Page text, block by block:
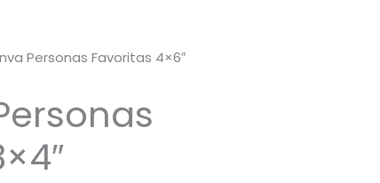
Personas Favoritas 4×6″